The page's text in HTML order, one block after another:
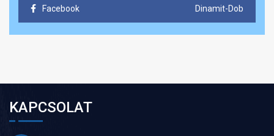
Facebook Dinamit-Dob
KAPCSOLAT